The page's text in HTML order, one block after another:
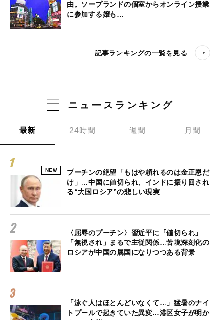
由。ソープランドの個室からオンライン授業
に参加する嬢も…
記事ランキングの一覧を見る
ニュースランキング
最新 24時間 週間 月間
NEW
プーチンの絶望「もはや頼れるのは金正恩だ
け」…中国に値切られ、インドに振り回され
る“大国ロシア”の悲しい現実
〈屈辱のプーチン〉習近平に「値切られ」
「無視され」まるで主従関係…苦境深刻化の
ロシアが中国の属国になりつつある背景
「泳ぐ人はほとんどいなくて…」猛暑のナイ
トプールで起きていた異変…港区女子が明か